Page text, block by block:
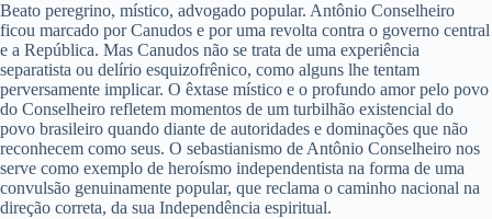
Beato peregrino, místico, advogado popular. Antônio Conselheiro
ficou marcado por Canudos e por uma revolta contra o governo central
e a República. Mas Canudos não se trata de uma experiência
separatista ou delírio esquizofrênico, como alguns lhe tentam
perversamente implicar. O êxtase místico e o profundo amor pelo povo
do Conselheiro refletem momentos de um turbilhão existencial do
povo brasileiro quando diante de autoridades e dominações que não
reconhecem como seus. O sebastianismo de Antônio Conselheiro nos
serve como exemplo de heroísmo independentista na forma de uma
convulsão genuinamente popular, que reclama o caminho nacional na
direção correta, da sua Independência espiritual.